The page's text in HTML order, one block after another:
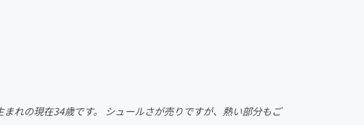
いプロジェクト
店
ファッション
れの現在34歳です。 シュールさが売りですが、熱い部分もご